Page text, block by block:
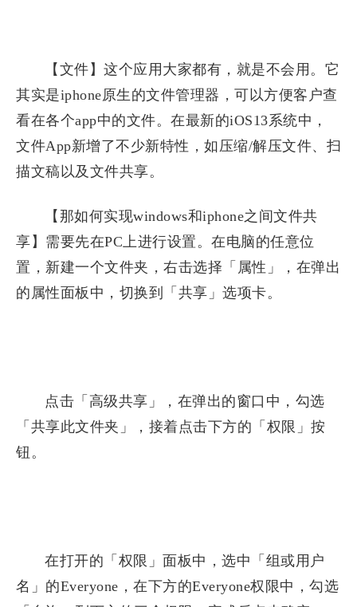
【文件】这个应用大家都有，就是不会用。它
其实是iphone原生的文件管理器，可以方便客户查
看在各个app中的文件。在最新的iOS13系统中，
文件App新增了不少新特性，如压缩/解压文件、扫
描文稿以及文件共享。
【那如何实现windows和iphone之间文件共
享】需要先在PC上进行设置。在电脑的任意位
置，新建一个文件夹，右击选择「属性」，在弹出
的属性面板中，切换到「共享」选项卡。
点击「高级共享」，在弹出的窗口中，勾选
「共享此文件夹」，接着点击下方的「权限」按
钮。
在打开的「权限」面板中，选中「组或用户
名」的Everyone，在下方的Everyone权限中，勾选